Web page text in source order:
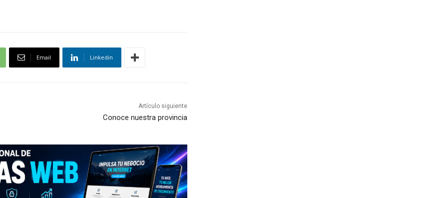
Email Linkedin
Artículo siguiente
Conoce nuestra provincia